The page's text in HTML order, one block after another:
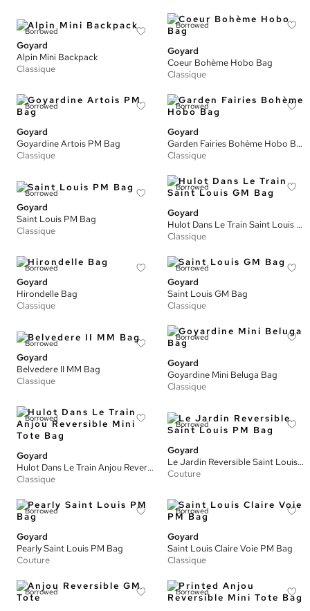
Borrowed
Goyard
Alpin Mini Backpack
Classique
Borrowed
Goyard
Coeur Bohème Hobo Bag
Classique
Borrowed
Goyard
Goyardine Artois PM Bag
Classique
Borrowed
Goyard
Garden Fairies Bohème Hobo Bag
Classique
Borrowed
Goyard
Saint Louis PM Bag
Classique
Borrowed
Goyard
Hulot Dans Le Train Saint Louis GM Bag
Classique
Borrowed
Goyard
Hirondelle Bag
Classique
Borrowed
Goyard
Saint Louis GM Bag
Classique
Borrowed
Goyard
Belvedere II MM Bag
Classique
Borrowed
Goyard
Goyardine Mini Beluga Bag
Classique
Borrowed
Goyard
Hulot Dans Le Train Anjou Reversible Mini Tote Bag
Classique
Borrowed
Goyard
Le Jardin Reversible Saint Louis PM Bag
Couture
Borrowed
Goyard
Pearly Saint Louis PM Bag
Couture
Borrowed
Goyard
Saint Louis Claire Voie PM Bag
Classique
Borrowed Borrowed